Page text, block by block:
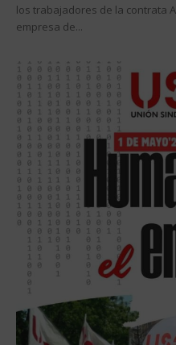
los trabajadores de la contrata
empresa de...